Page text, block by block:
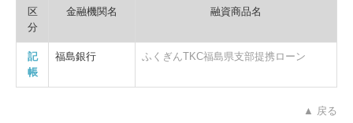
区
分
金融機関名 融資商品名
記
帳
福島銀行 ふくぎんTKC福島県支部提携ローン
▲ 戻る